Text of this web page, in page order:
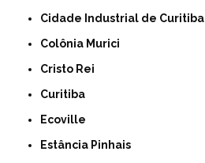
Cidade Industrial de Curitiba
Colônia Murici
Cristo Rei
Curitiba
Ecoville
Estância Pinhais